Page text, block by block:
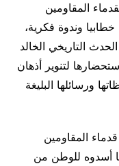
المقاومين
وندوة فكرية،
التاريخي الخالد
لتنوير أذهان
ورسائلها البليغة
المقاومين
أسدوه للوطن من